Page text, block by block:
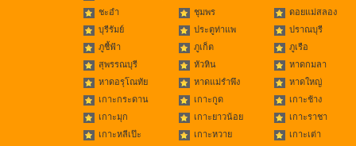
ชะอำ ชุมพร
ดอยแม่สลอง
บุรีรัมย์
ประตูท่าแพ
ปราณบุรี
ภูชี้ฟ้า
ภูเก็ต
ภูเรือ
สุพรรณบุรี
หัวหิน
หาดกมลา
หาดอรุโณทัย
หาดแม่รำพึง
หาดใหญ่
เกาะกระดาน
เกาะกูด
เกาะช้าง
เกาะมุก
เกาะยาวน้อย
เกาะราชา
เกาะหลีเป๊ะ
เกาะหวาย
เกาะเต่า